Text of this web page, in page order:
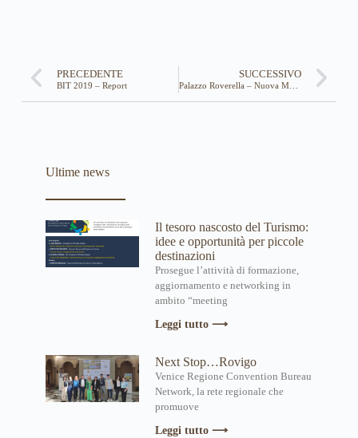
PRECEDENTE
BIT 2019 – Report
SUCCESSIVO
Palazzo Roverella – Nuova Mostra
Ultime news
Il tesoro nascosto del Turismo:
idee e opportunità per piccole
destinazioni
Prosegue l’attività di formazione,
aggiornamento e networking in
ambito “meeting
Leggi tutto ⟶
Next Stop…Rovigo
Venice Regione Convention Bureau
Network, la rete regionale che
promuove
Leggi tutto ⟶